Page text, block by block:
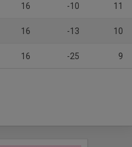
16 -10 11
16 -13 10
16 -25 9